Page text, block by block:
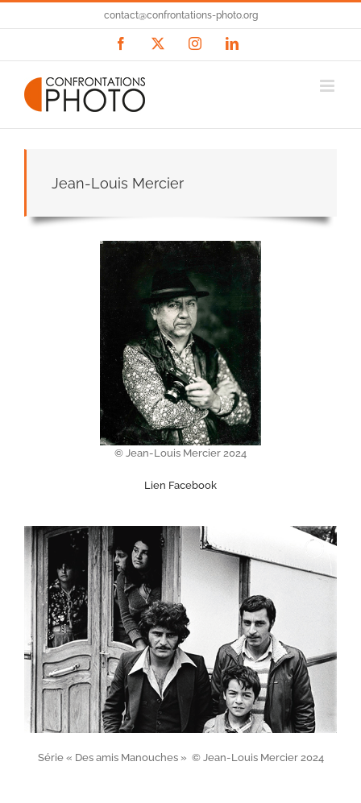
contact@confrontations-photo.org
Facebook InstagramLinkedIn
Jean-Louis Mercier
© Jean-Louis Mercier 2024
Lien Facebook
Série « Des amis Manouches » © Jean-Louis Mercier 2024